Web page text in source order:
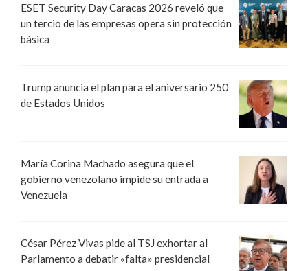
ESET Security Day Caracas 2026 reveló que
un tercio de las empresas opera sin protección
básica
Trump anuncia el plan para el aniversario 250
de Estados Unidos
María Corina Machado asegura que el
gobierno venezolano impide su entrada a
Venezuela
César Pérez Vivas pide al TSJ exhortar al
Parlamento a debatir «falta» presidencial